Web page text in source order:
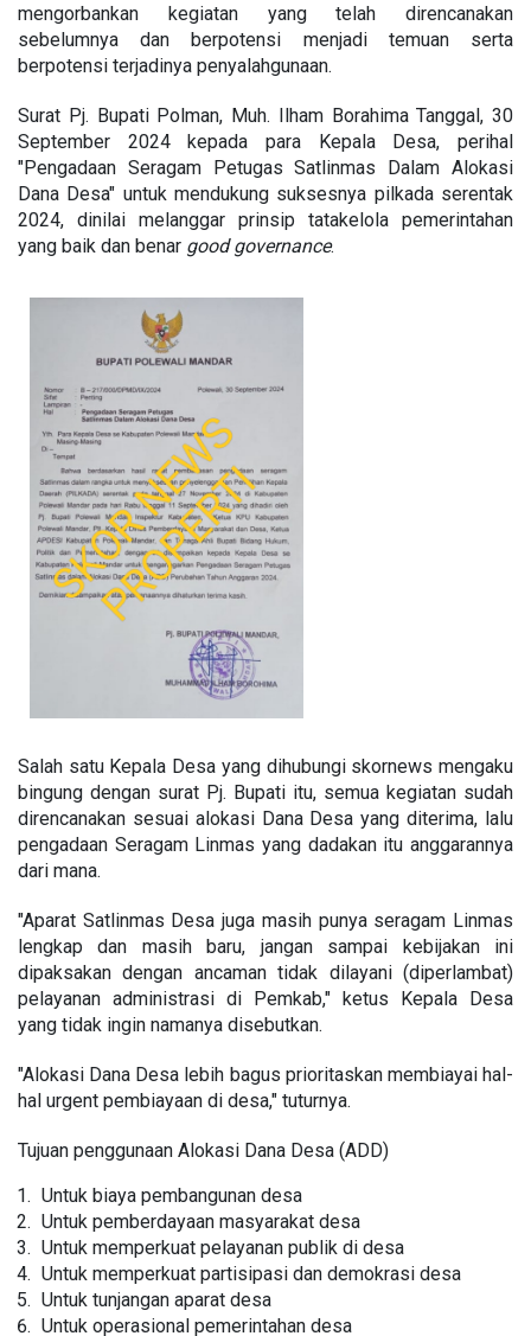
mengorbankan kegiatan yang telah direncanakan
sebelumnya dan berpotensi menjadi temuan serta
berpotensi terjadinya penyalahgunaan.
Surat Pj. Bupati Polman, Muh. Ilham Borahima Tanggal, 30
September 2024 kepada para Kepala Desa, perihal
"Pengadaan Seragam Petugas Satlinmas Dalam Alokasi
Dana Desa" untuk mendukung suksesnya pilkada serentak
2024, dinilai melanggar prinsip tatakelola pemerintahan
yang baik dan benar good governance.
Salah satu Kepala Desa yang dihubungi skornews mengaku
bingung dengan surat Pj. Bupati itu, semua kegiatan sudah
direncanakan sesuai alokasi Dana Desa yang diterima, lalu
pengadaan Seragam Linmas yang dadakan itu anggarannya
dari mana.
"Aparat Satlinmas Desa juga masih punya seragam Linmas
lengkap dan masih baru, jangan sampai kebijakan ini
dipaksakan dengan ancaman tidak dilayani (diperlambat)
pelayanan administrasi di Pemkab," ketus Kepala Desa
yang tidak ingin namanya disebutkan.
"Alokasi Dana Desa lebih bagus prioritaskan membiayai hal-
hal urgent pembiayaan di desa," tuturnya.
Tujuan penggunaan Alokasi Dana Desa (ADD)
Untuk biaya pembangunan desa
Untuk pemberdayaan masyarakat desa
Untuk memperkuat pelayanan publik di desa
Untuk memperkuat partisipasi dan demokrasi desa
Untuk tunjangan aparat desa
Untuk operasional pemerintahan desa